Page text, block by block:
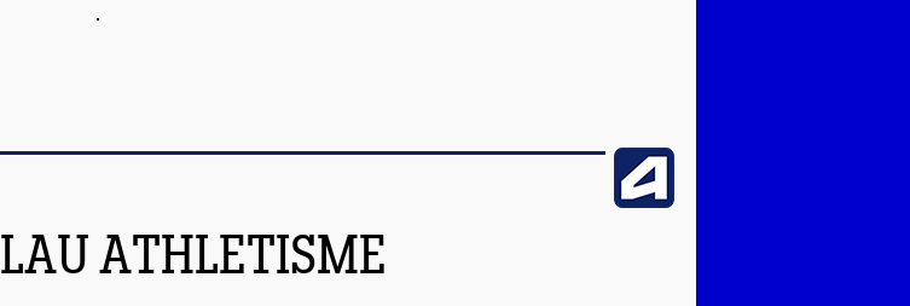
ATHLETISME